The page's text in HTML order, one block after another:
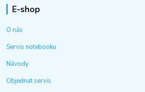
E-shop
O nás
Servis notebooku
Návody
Objednat servis